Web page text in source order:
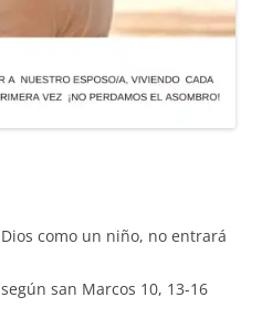
como un niño, no entrará
san Marcos 10, 13-16